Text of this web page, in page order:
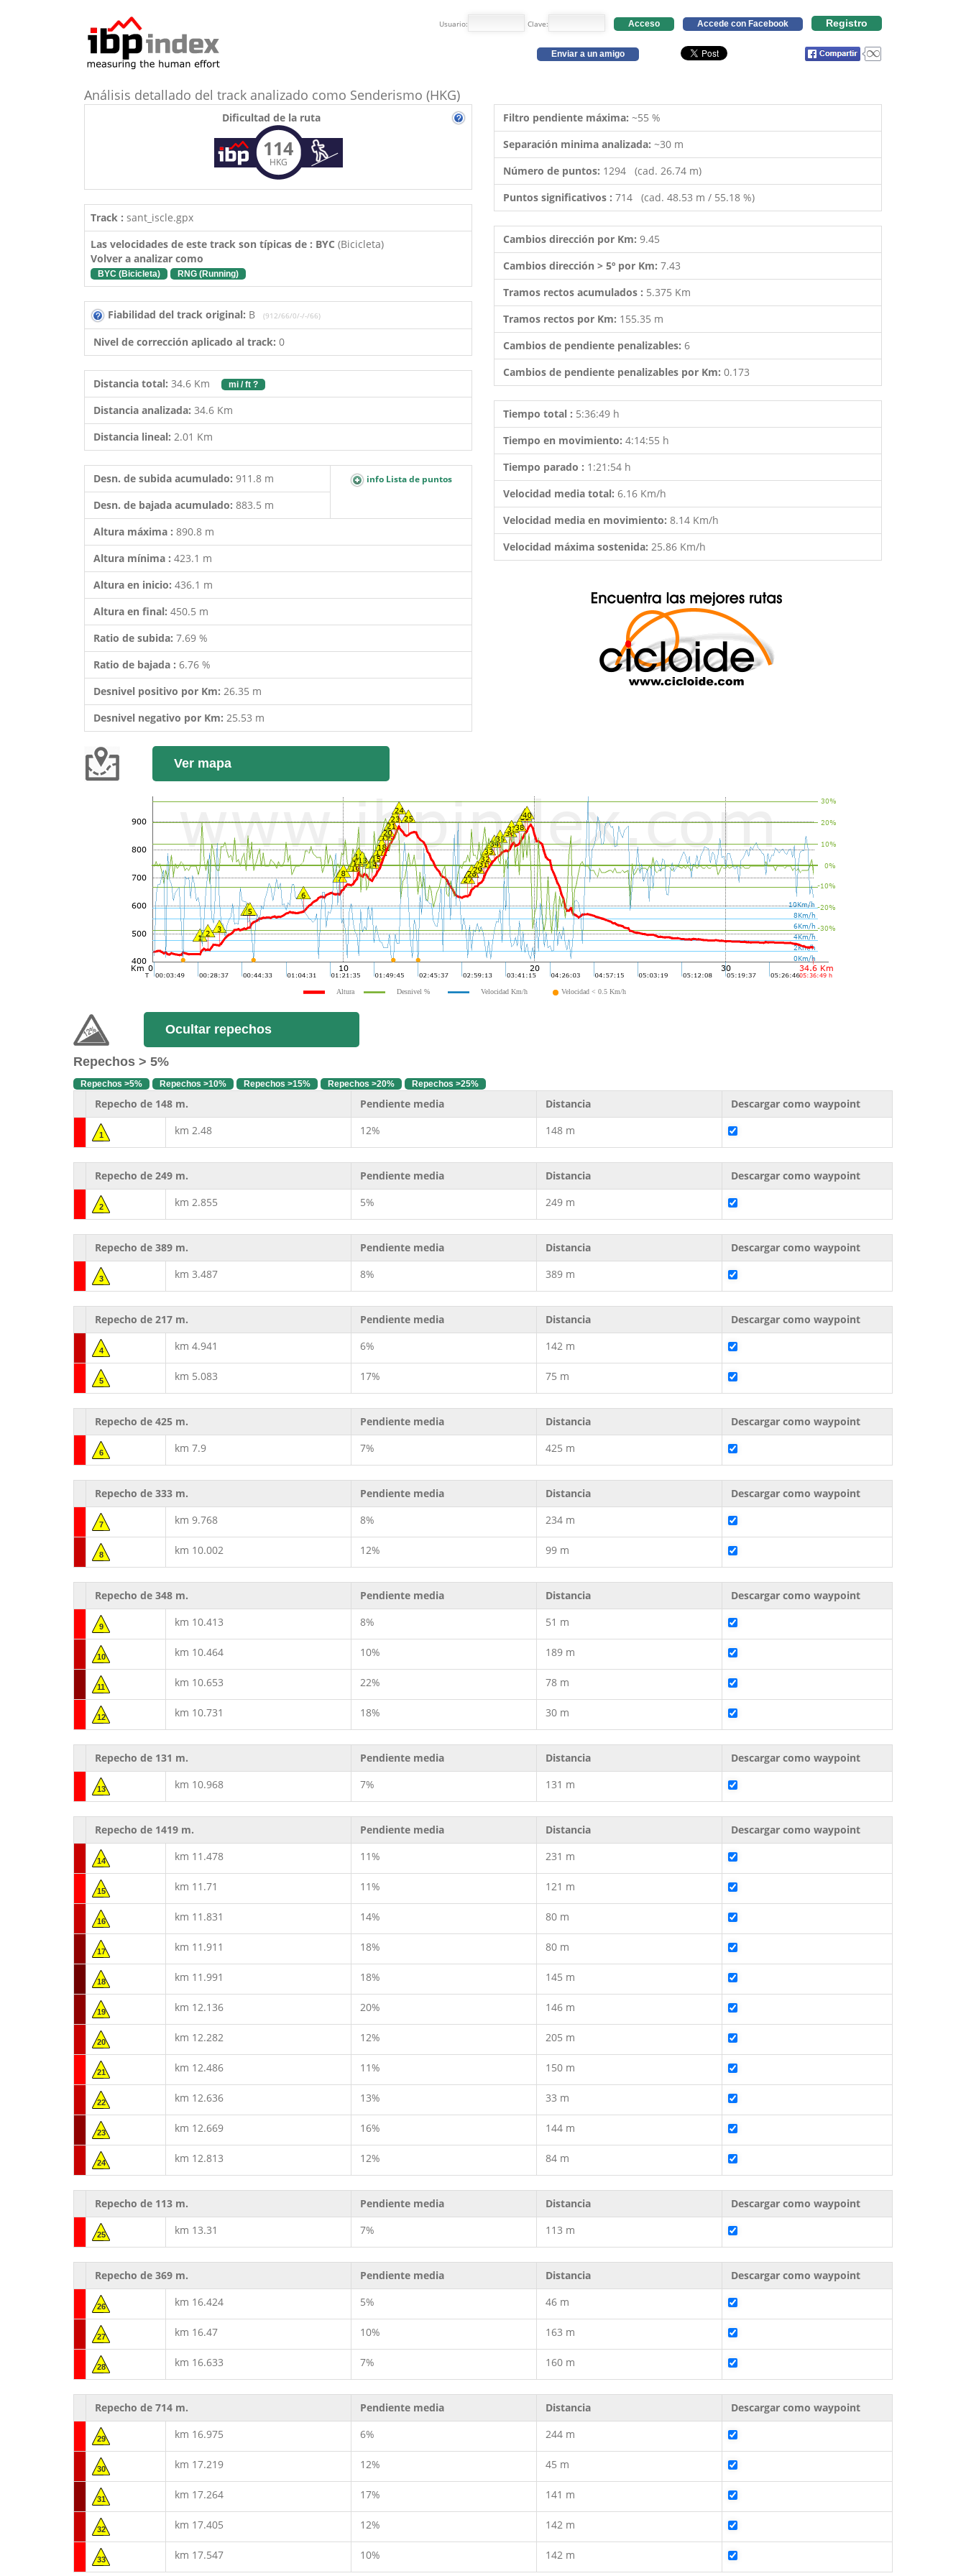
Usuario: Clave: Acceso Accede con Facebook Registro
Enviar a un amigo
Análisis detallado del track analizado como Senderismo (HKG)
Dificultad de la ruta
114
HKG
Track : sant_iscle.gpx
Las velocidades de este track son típicas de : BYC (Bicicleta)
Volver a analizar como
BYC (Bicicleta) RNG (Running)
Fiabilidad del track original: B (912/66/0/-/-/66)
Nivel de corrección aplicado al track: 0
Distancia total: 34.6 Km mi / ft ?
Distancia analizada: 34.6 Km
Distancia lineal: 2.01 Km
Desn. de subida acumulado: 911.8 m info Lista de puntos
Desn. de bajada acumulado: 883.5 m
Altura máxima : 890.8 m
Altura mínima : 423.1 m
Altura en inicio: 436.1 m
Altura en final: 450.5 m
Ratio de subida: 7.69 %
Ratio de bajada : 6.76 %
Desnivel positivo por Km: 26.35 m
Desnivel negativo por Km: 25.53 m
Filtro pendiente máxima: ~55 %
Separación minima analizada: ~30 m
Número de puntos: 1294 (cad. 26.74 m)
Puntos significativos : 714 (cad. 48.53 m / 55.18 %)
Cambios dirección por Km: 9.45
Cambios dirección > 5º por Km: 7.43
Tramos rectos acumulados : 5.375 Km
Tramos rectos por Km: 155.35 m
Cambios de pendiente penalizables: 6
Cambios de pendiente penalizables por Km: 0.173
Tiempo total : 5:36:49 h
Tiempo en movimiento: 4:14:55 h
Tiempo parado : 1:21:54 h
Velocidad media total: 6.16 Km/h
Velocidad media en movimiento: 8.14 Km/h
Velocidad máxima sostenida: 25.86 Km/h
Ver mapa
Altura Desnivel % Velocidad Km/h Velocidad < 0.5 Km/h
Ocultar repechos
Repechos > 5%
Repechos >5% Repechos >10% Repechos >15% Repechos >20% Repechos >25%
Repecho de 148 m. Pendiente media Distancia Descargar como waypoint
1 km 2.48 12% 148 m
Repecho de 249 m. Pendiente media Distancia Descargar como waypoint
2 km 2.855 5% 249 m
Repecho de 389 m. Pendiente media Distancia Descargar como waypoint
3 km 3.487 8% 389 m
Repecho de 217 m. Pendiente media Distancia Descargar como waypoint
4 km 4.941 6% 142 m
5 km 5.083 17% 75 m
Repecho de 425 m. Pendiente media Distancia Descargar como waypoint
6 km 7.9 7% 425 m
Repecho de 333 m. Pendiente media Distancia Descargar como waypoint
7 km 9.768 8% 234 m
8 km 10.002 12% 99 m
Repecho de 348 m. Pendiente media Distancia Descargar como waypoint
9 km 10.413 8% 51 m
10 km 10.464 10% 189 m
11 km 10.653 22% 78 m
12 km 10.731 18% 30 m
Repecho de 131 m. Pendiente media Distancia Descargar como waypoint
13 km 10.968 7% 131 m
Repecho de 1419 m. Pendiente media Distancia Descargar como waypoint
14 km 11.478 11% 231 m
15 km 11.71 11% 121 m
16 km 11.831 14% 80 m
17 km 11.911 18% 80 m
18 km 11.991 18% 145 m
19 km 12.136 20% 146 m
20 km 12.282 12% 205 m
21 km 12.486 11% 150 m
22 km 12.636 13% 33 m
23 km 12.669 16% 144 m
24 km 12.813 12% 84 m
Repecho de 113 m. Pendiente media Distancia Descargar como waypoint
25 km 13.31 7% 113 m
Repecho de 369 m. Pendiente media Distancia Descargar como waypoint
26 km 16.424 5% 46 m
27 km 16.47 10% 163 m
28 km 16.633 7% 160 m
Repecho de 714 m. Pendiente media Distancia Descargar como waypoint
29 km 16.975 6% 244 m
30 km 17.219 12% 45 m
31 km 17.264 17% 141 m
32 km 17.405 12% 142 m
33 km 17.547 10% 142 m